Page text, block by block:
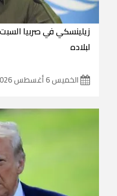
زيلينسكي في صربيا
لبلاده
الخميس 6 أغسطس 2026 20:57:51